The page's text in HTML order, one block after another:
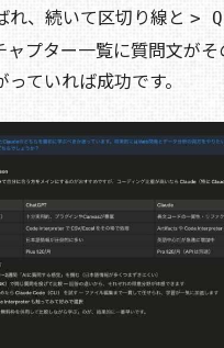
れ、続いて区切り線と >
ャプター一覧に質問文が
ていれば成功です。